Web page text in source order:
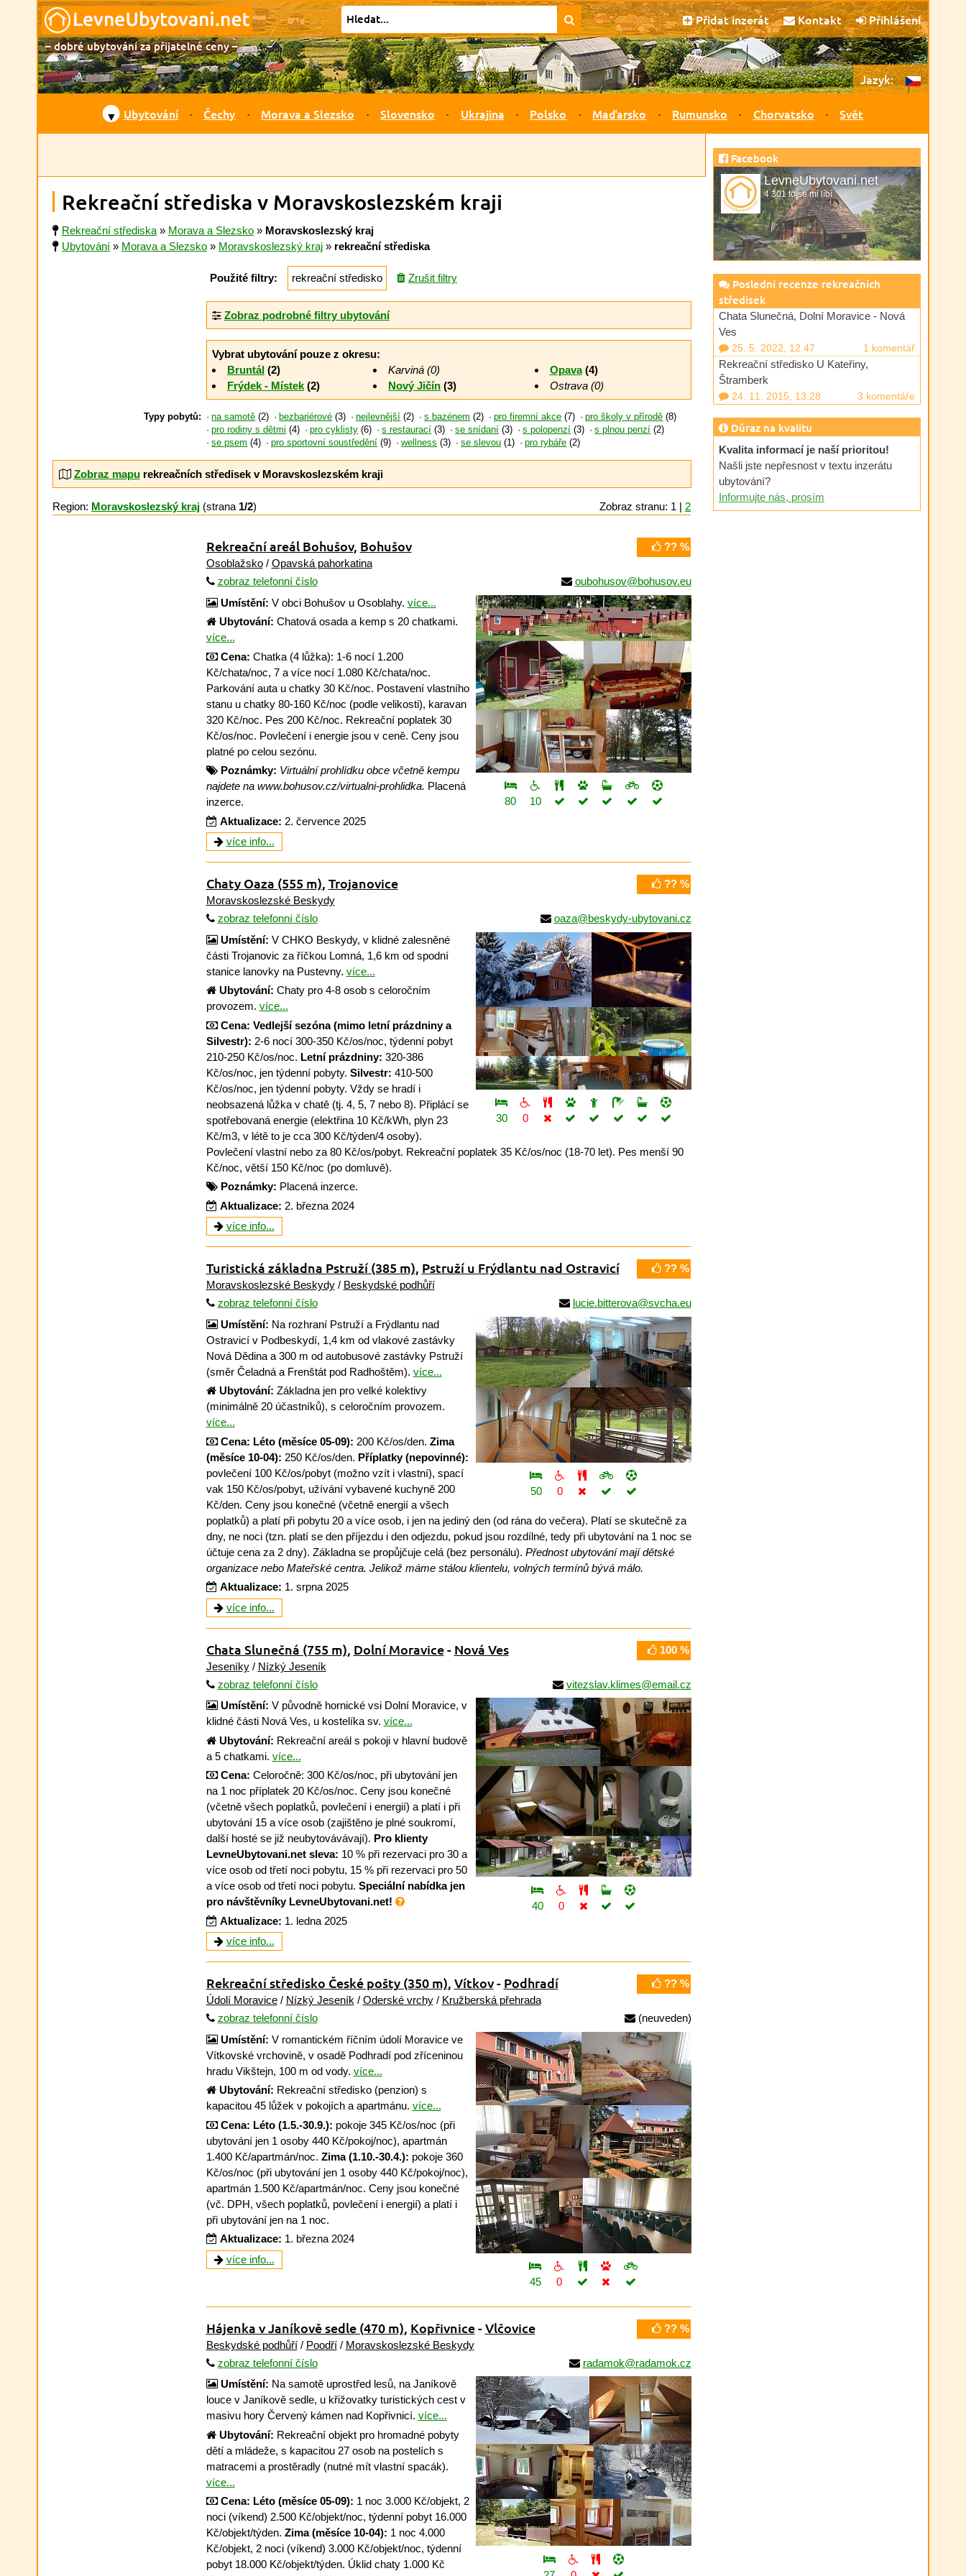
Přidat inzerát Kontakt Přihlášení
– dobré ubytování za přijatelné ceny –
Jazyk:
▼ Ubytování Čechy Morava a Slezsko Slovensko Ukrajina Polsko Maďarsko Rumunsko Chorvatsko Svět
Rekreační střediska v Moravskoslezském kraji
Rekreační střediska » Morava a Slezsko » Moravskoslezský kraj
Ubytování » Morava a Slezsko » Moravskoslezský kraj » rekreační střediska
Použité filtry: rekreační středisko Zrušit filtry
Zobraz podrobné filtry ubytování
Vybrat ubytování pouze z okresu:
Bruntál (2)
Frýdek - Místek (2)
Karviná (0)
Nový Jičín (3)
Opava(4)
Ostrava (0)
Typy pobytů: na samotě (2) bezbariérové (3) nejlevnější (2) s bazénem (2) pro firemní akce (7) pro školy v přírodě (8)
pro rodiny s dětmi (4) pro cyklisty (6) s restaurací (3) se snídaní (3) s polopenzí (3) s plnou penzí (2)
se psem (4) pro sportovní soustředění (9) wellness (3) se slevou (1) pro rybáře (2)
Zobraz mapurekreačních středisek v Moravskoslezském kraji
Region: Moravskoslezský kraj (strana 1/2) Zobraz stranu: 1 | 2
?? %
Rekreační areál Bohušov, Bohušov
Osoblažsko/ Opavská pahorkatina
zobraz telefonní číslo
oubohusov@bohusov.eu
80 10
Umístění: V obci Bohušov u Osoblahy. více...
Ubytování: Chatová osada a kemp s 20 chatkami.
více...
Cena: Chatka (4 lůžka): 1-6 nocí 1.200
Kč/chata/noc, 7 a více nocí 1.080 Kč/chata/noc.
Parkování auta u chatky 30 Kč/noc. Postavení vlastního
stanu u chatky 80-160 Kč/noc (podle velikosti), karavan
320 Kč/noc. Pes 200 Kč/noc. Rekreační poplatek 30
Kč/os/noc. Povlečení i energie jsou v ceně. Ceny jsou
platné po celou sezónu.
Poznámky: Virtuální prohlídku obce včetně kempu
najdete na www.bohusov.cz/virtualni-prohlidka. Placená
inzerce.
Aktualizace: 2. července 2025
více info...
?? %
Chaty Oaza (555 m), Trojanovice
Moravskoslezské Beskydy
zobraz telefonní číslo
oaza@beskydy-ubytovani.cz
30 0
Umístění: V CHKO Beskydy, v klidné zalesněné
části Trojanovic za říčkou Lomná, 1,6 km od spodní
stanice lanovky na Pustevny. více...
Ubytování: Chaty pro 4-8 osob s celoročním
provozem. více...
Cena: Vedlejší sezóna (mimo letní prázdniny a
Silvestr): 2-6 nocí 300-350 Kč/os/noc, týdenní pobyt
210-250 Kč/os/noc. Letní prázdniny: 320-386
Kč/os/noc, jen týdenní pobyty. Silvestr: 410-500
Kč/os/noc, jen týdenní pobyty. Vždy se hradí i
neobsazená lůžka v chatě (tj. 4, 5, 7 nebo 8). Připlácí se
spotřebovaná energie (elektřina 10 Kč/kWh, plyn 23
Kč/m3, v létě to je cca 300 Kč/týden/4 osoby).
Povlečení vlastní nebo za 80 Kč/os/pobyt. Rekreační poplatek 35 Kč/os/noc (18-70 let). Pes menší 90
Kč/noc, větší 150 Kč/noc (po domluvě).
Poznámky: Placená inzerce.
Aktualizace: 2. března 2024
více info...
?? %
Turistická základna Pstruží (385 m), Pstruží u Frýdlantu nad Ostravicí
Moravskoslezské Beskydy/ Beskydské podhůří
zobraz telefonní číslo
lucie.bitterova@svcha.eu
50 0
Umístění: Na rozhraní Pstruží a Frýdlantu nad
Ostravicí v Podbeskydí, 1,4 km od vlakové zastávky
Nová Dědina a 300 m od autobusové zastávky Pstruží
(směr Čeladná a Frenštát pod Radhoštěm). více...
Ubytování: Základna jen pro velké kolektivy
(minimálně 20 účastníků), s celoročním provozem.
více...
Cena: Léto (měsíce 05-09): 200 Kč/os/den. Zima
(měsíce 10-04): 250 Kč/os/den. Příplatky (nepovinné):
povlečení 100 Kč/os/pobyt (možno vzít i vlastní), spací
vak 150 Kč/os/pobyt, užívání vybavené kuchyně 200
Kč/den. Ceny jsou konečné (včetně energií a všech
poplatků) a platí při pobytu 20 a více osob, i jen na jediný den (od rána do večera). Platí se skutečně za
dny, ne noci (tzn. platí se den příjezdu i den odjezdu, pokud jsou rozdílné, tedy při ubytování na 1 noc se
účtuje cena za 2 dny). Základna se propůjčuje celá (bez personálu). Přednost ubytování mají dětské
organizace nebo Mateřské centra. Jelikož máme stálou klientelu, volných termínů bývá málo.
Aktualizace: 1. srpna 2025
více info...
100 %
Chata Slunečná (755 m) Dolní Moravice- Nová Ves
Jeseníky/ Nízký Jeseník
zobraz telefonní číslo
vitezslav.klimes@email.cz
40 0
Umístění: V původně hornické vsi Dolní Moravice, v
klidné části Nová Ves, u kostelíka sv. více...
Ubytování: Rekreační areál s pokoji v hlavní budově
a 5 chatkami. více...
Cena: Celoročně: 300 Kč/os/noc, při ubytování jen
na 1 noc příplatek 20 Kč/os/noc. Ceny jsou konečné
(včetně všech poplatků, povlečení i energií) a platí i při
ubytování 15 a více osob (zajištěno je plné soukromí,
další hosté se již neubytovávávají). Pro klienty
LevneUbytovani.net sleva: 10 % při rezervaci pro 30 a
více osob od třetí noci pobytu, 15 % při rezervaci pro 50
a více osob od třetí noci pobytu. Speciální nabídka jen
pro návštěvníky LevneUbytovani.net!
Aktualizace: 1. ledna 2025
více info...
?? %
Rekreační středisko České pošty (350 m), Vítkov- Podhradí
Údolí Moravice/ Nízký Jeseník / Oderské vrchy/ Kružberská přehrada
zobraz telefonní číslo
(neuveden)
45 0
Umístění: V romantickém říčním údolí Moravice ve
Vítkovské vrchovině, v osadě Podhradí pod zříceninou
hradu Vikštejn, 100 m od vody. více...
Ubytování: Rekreační středisko (penzion) s
kapacitou 45 lůžek v pokojích a apartmánu. více...
Cena: Léto (1.5.-30.9.): pokoje 345 Kč/os/noc (při
ubytování jen 1 osoby 440 Kč/pokoj/noc), apartmán
1.400 Kč/apartmán/noc. Zima (1.10.-30.4.): pokoje 360
Kč/os/noc (při ubytování jen 1 osoby 440 Kč/pokoj/noc),
apartmán 1.500 Kč/apartmán/noc. Ceny jsou konečné
(vč. DPH, všech poplatků, povlečení i energií) a platí i
při ubytování jen na 1 noc.
Aktualizace: 1. března 2024
více info...
?? %
Hájenka v Janíkově sedle (470 m) Kopřivnice-Vlčovice
Beskydské podhůří/ Poodří/ Moravskoslezské Beskydy
zobraz telefonní číslo
radamok@radamok.cz
Umístění: Na samotě uprostřed lesů, na Janíkově
louce v Janíkově sedle, u křižovatky turistických cest v
masivu hory Červený kámen nad Kopřivnicí. více...
Ubytování: Rekreační objekt pro hromadné pobyty
dětí a mládeže, s kapacitou 27 osob na postelích s
matracemi a prostěradly (nutné mít vlastní spacák).
více...
Cena: Léto (měsíce 05-09): 1 noc 3.000 Kč/objekt, 2
noci (víkend) 2.500 Kč/objekt/noc, týdenní pobyt 16.000
Kč/objekt/týden. Zima (měsíce 10-04): 1 noc 4.000
Kč/objekt, 2 noci (víkend) 3.000 Kč/objekt/noc, týdenní
pobyt 18.000 Kč/objekt/týden. Úklid chaty 1.000 Kč
Facebook
LevneUbytovani.net
4 301 to se mi líbí
Poslední recenze rekreačních
středisek
Chata Slunečná, Dolní Moravice - Nová
Ves
25. 5. 2022, 12.47 1 komentář
Rekreační středisko U Kateřiny,
Štramberk
24. 11. 2015, 13.28 3 komentáře
Důraz na kvalitu
Kvalita informací je naší prioritou!
Našli jste nepřesnost v textu inzerátu
ubytování?
Informujte nás, prosím